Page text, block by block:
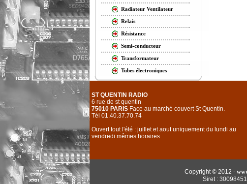
Radiateur Ventilateur
Relais
Résistance
Semi-conducteur
Transformateur
Tubes électroniques
ST QUENTIN RADIO
6 rue de st quentin
75010 PARIS Face au marché couvert St Quentin.
Tél 01.40.37.70.74
Ouvert tout l'été : juillet et aout uniquement du lundi au
vendredi mêmes horaires
Copyright © 2012 -
Siret :